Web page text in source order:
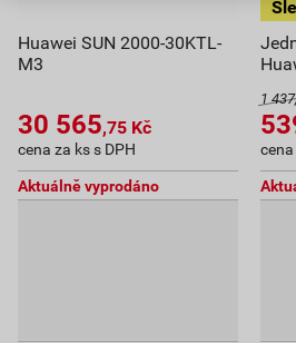
Huawei SUN 2000-30KTL-
M3
30 565,75 Kč
cena za ks s DPH
Aktuálně vyprodáno
1
cena